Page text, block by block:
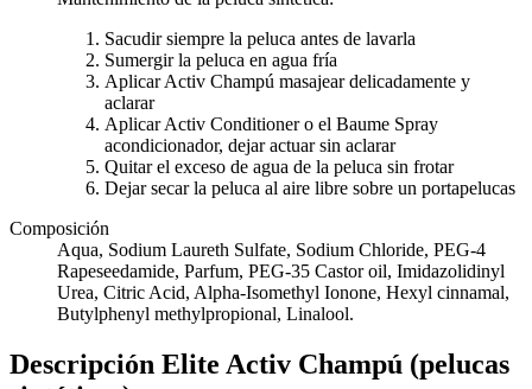
Sacudir siempre la peluca antes de lavarla
Sumergir la peluca en agua fría
Aplicar Activ Champú masajear delicadamente y
aclarar
Aplicar Activ Conditioner o el Baume Spray
acondicionador, dejar actuar sin aclarar
Quitar el exceso de agua de la peluca sin frotar
Dejar secar la peluca al aire libre sobre un portapelucas
Composición
Aqua, Sodium Laureth Sulfate, Sodium Chloride, PEG-4
Rapeseedamide, Parfum, PEG-35 Castor oil, Imidazolidinyl
Urea, Citric Acid, Alpha-Isomethyl Ionone, Hexyl cinnamal,
Butylphenyl methylpropional, Linalool.
Descripción Elite Activ Champú (pelucas